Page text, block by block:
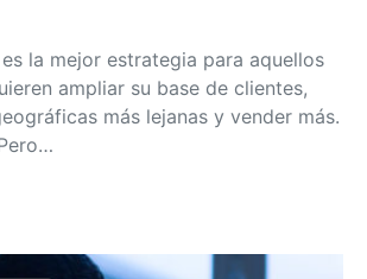
la mejor estrategia para aquellos
ampliar su base de clientes,
más lejanas y vender más.